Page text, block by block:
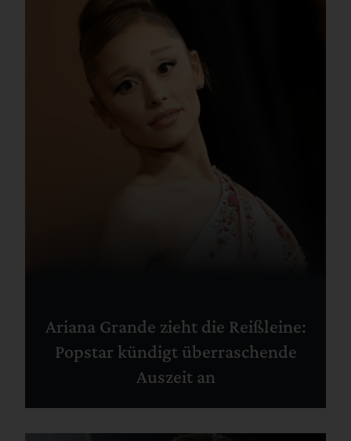
Ariana Grande zieht die Reißleine:
Popstar kündigt überraschende
Auszeit an